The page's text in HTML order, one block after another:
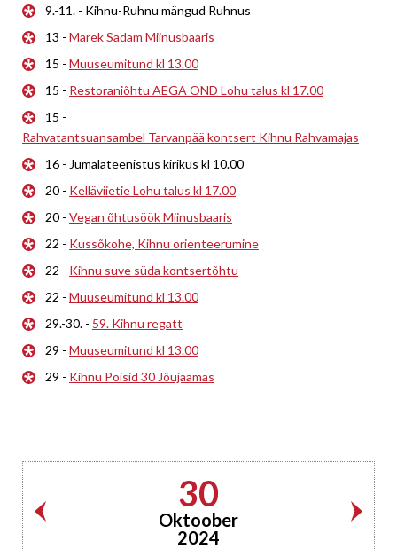
9.-11. - Kihnu-Ruhnu mängud Ruhnus
13 - Marek Sadam Miinusbaaris
15 - Muuseumitund kl 13.00
15 - Restoraniõhtu AEGA OND Lohu talus kl 17.00
15 -
Rahvatantsuansambel Tarvanpää kontsert Kihnu Rahvamajas
16 - Jumalateenistus kirikus kl 10.00
20 - Kelläviietie Lohu talus kl 17.00
20 - Vegan õhtusöök Miinusbaaris
22 - Kussõkohe, Kihnu orienteerumine
22 - Kihnu suve süda kontsertõhtu
22 - Muuseumitund kl 13.00
29.-30. - 59. Kihnu regatt
29 - Muuseumitund kl 13.00
29 - Kihnu Poisid 30 Jõujaamas
30
Oktoober
2024